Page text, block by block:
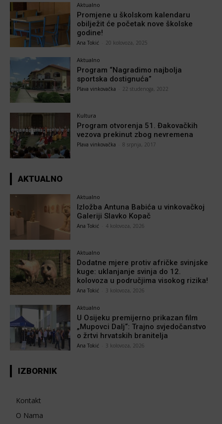
Aktualno
Promjene u školskom kalendaru
obilježit će početak nove školske
godine!
Ana Tokić 20 kolovoza, 2025
Aktualno
Program “Nagradimo najbolja
sportska dostignuća”
Plava vinkovačka 22 studenoga, 2022
Kultura
Program otvorenja 51. Đakovačkih
vezova prekinut zbog nevremena
Plava vinkovačka 8 srpnja, 2017
AKTUALNO
Aktualno
Izložba Antuna Babića u vinkovačkoj
Galeriji Slavko Kopač
Ana Tokić 4 kolovoza, 2026
Aktualno
Dodatne mjere protiv afričke svinjske
kuge: uklanjanje svinja do 12.
kolovoza u područjima visokog rizika!
Ana Tokić 3 kolovoza, 2026
Aktualno
U Osijeku premijerno prikazan film
„Mupovci Dalj“: Trajno svjedočanstvo
o žrtvi hrvatskih branitelja
Ana Tokić 3 kolovoza, 2026
IZBORNIK
Kontakt
O Nama